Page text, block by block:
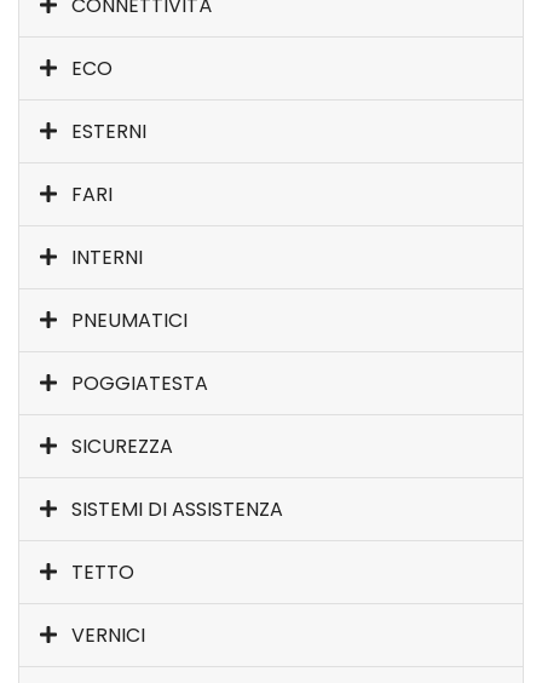
ECO
ESTERNI
FARI
INTERNI
PNEUMATICI
POGGIATESTA
SICUREZZA
SISTEMI DI ASSISTENZA
TETTO
VERNICI